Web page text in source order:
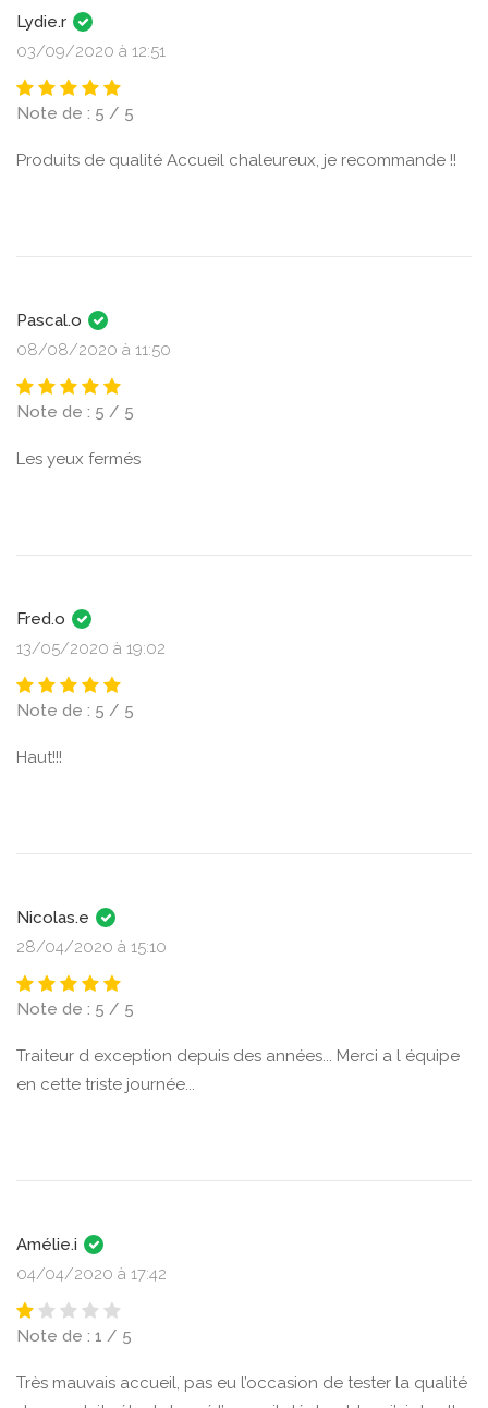
Lydie.r
03/09/2020 à 12:51
Note de : 5 / 5
Produits de qualité Accueil chaleureux, je recommande !!
Pascal.o
08/08/2020 à 11:50
Note de : 5 / 5
Les yeux fermés
Fred.o
13/05/2020 à 19:02
Note de : 5 / 5
Haut!!!
Nicolas.e
28/04/2020 à 15:10
Note de : 5 / 5
Traiteur d exception depuis des années... Merci a l équipe
en cette triste journée...
Amélie.i
04/04/2020 à 17:42
Note de : 1 / 5
Très mauvais accueil, pas eu l’occasion de tester la qualité